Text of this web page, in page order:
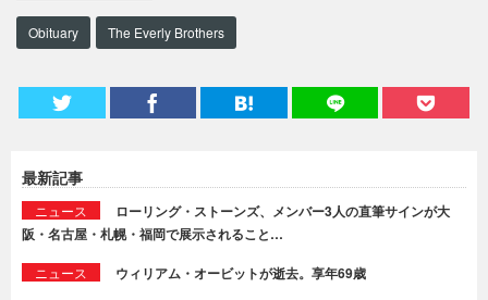
Obituary The Everly Brothers
最新記事
ニュース
ローリング・ストーンズ、メンバー3人の直筆サインが大
阪・名古屋・札幌・福岡で展示されること…
ニュース ウィリアム・オービットが逝去。享年69歳